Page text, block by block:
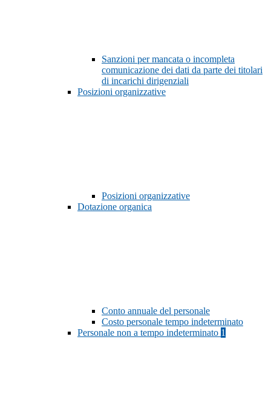
Sanzioni per mancata o incompleta
comunicazione dei dati da parte dei titolari
di incarichi dirigenziali
Posizioni organizzative
Posizioni organizzative
Dotazione organica
Conto annuale del personale
Costo personale tempo indeterminato
Personale non a tempo indeterminato 1